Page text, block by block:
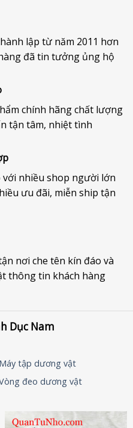
lập từ năm 2011 hơn
đã tin tưởng ủng hộ
chính hãng chất lượng
tận tâm, nhiệt tình
với nhiều shop người lớn
ưu đãi, miễn ship tận
nơi che tên kín đáo và
thông tin khách hàng
Dục Nam
Máy tập dương vật
đeo dương vật